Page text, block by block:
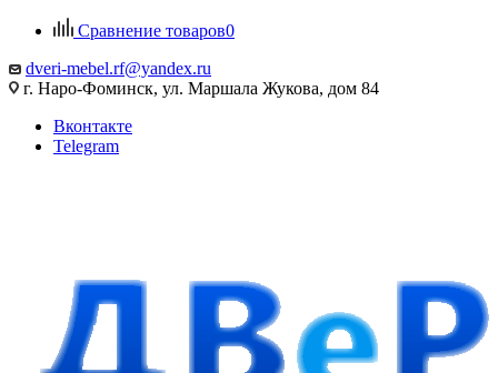
Сравнение товаров0
dveri-mebel.rf@yandex.ru
г. Наро-Фоминск, ул. Маршала Жукова, дом 84
Вконтакте
Telegram